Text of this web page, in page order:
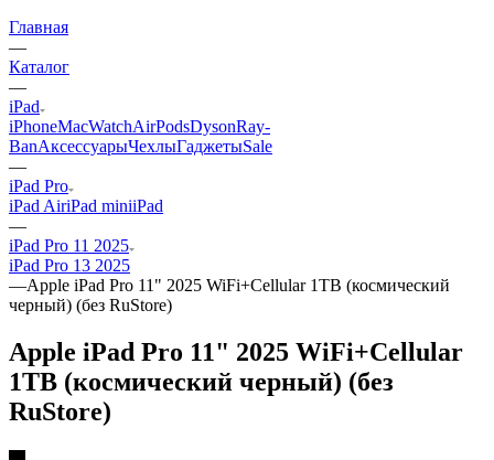
Главная
—
Каталог
—
iPad
iPhoneMacWatchAirPodsDysonRay-
BanАксессуарыЧехлыГаджетыSale
—
iPad Pro
iPad AiriPad miniiPad
—
iPad Pro 11 2025
iPad Pro 13 2025
—Apple iPad Pro 11" 2025 WiFi+Cellular 1TB (космический
черный) (без RuStore)
Apple iPad Pro 11" 2025 WiFi+Cellular
1TB (космический черный) (без
RuStore)